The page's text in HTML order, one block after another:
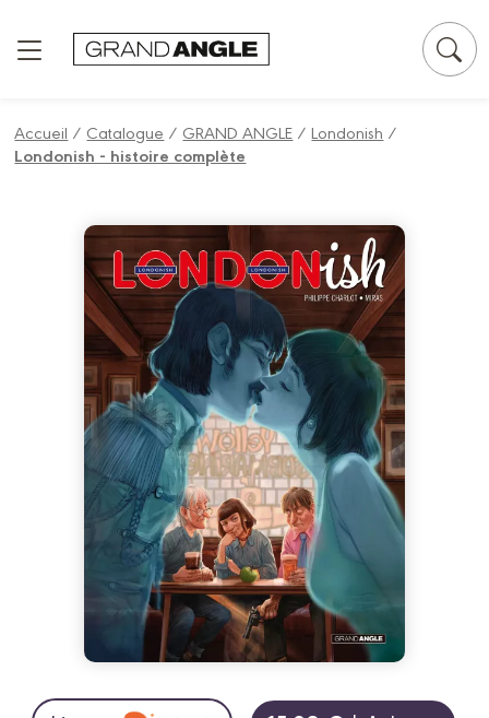
Accueil / Catalogue / GRAND ANGLE /Londonish /
Londonish - histoire complète